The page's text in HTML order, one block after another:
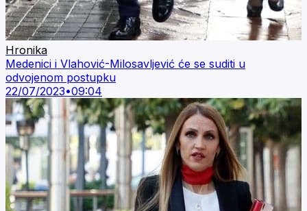
Hronika
Medenici i Vlahović-Milosavljević će se suditi u
odvojenom postupku
22/07/2023•09:04